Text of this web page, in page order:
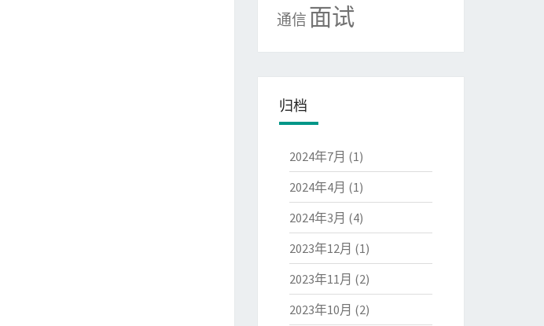
通信 面试
归档
2024年7月 (1)
2024年4月 (1)
2024年3月 (4)
2023年12月 (1)
2023年11月 (2)
2023年10月 (2)